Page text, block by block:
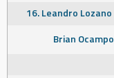
16. Leandro Lozano
Brian Ocampo